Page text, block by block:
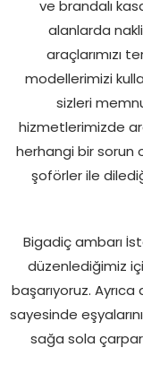
ve brandalı
alanlarda
araçlarımızı
modellerimizi
sizleri
hizmetlerimizde
herhangi bir sorun
şoförler ile
Bigadiç ambarı
düzenlediğimiz
başarıyoruz.
sayesinde
sağa sola